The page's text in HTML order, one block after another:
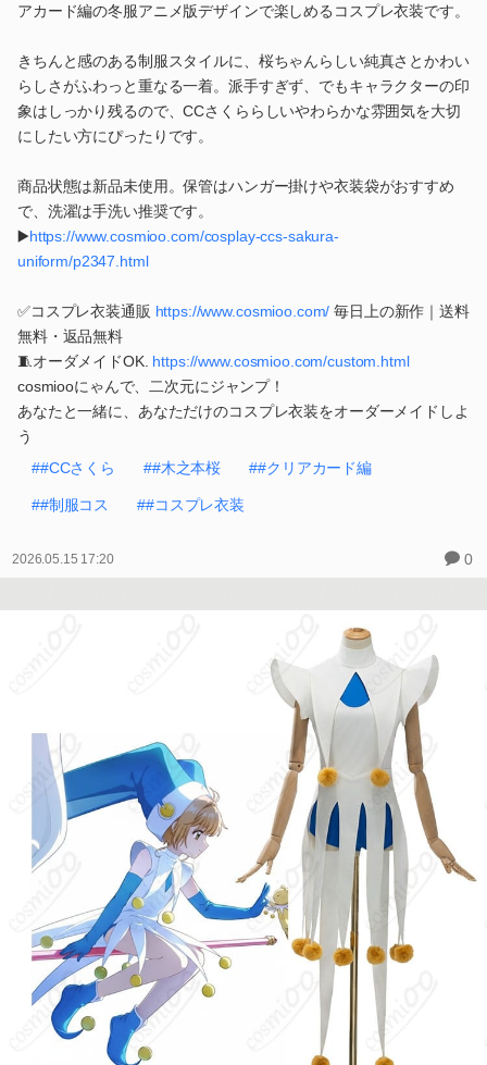
アカード編の冬服アニメ版デザインで楽しめるコスプレ衣装です。
きちんと感のある制服スタイルに、桜ちゃんらしい純真さとかわい
らしさがふわっと重なる一着。派手すぎず、でもキャラクターの印
象はしっかり残るので、CCさくららしいやわらかな雰囲気を大切
にしたい方にぴったりです。
商品状態は新品未使用。保管はハンガー掛けや衣装袋がおすすめ
で、洗濯は手洗い推奨です。
▶️https://www.cosmioo.com/cosplay-ccs-sakura-
uniform/p2347.html
✅コスプレ衣装通販 https://www.cosmioo.com/毎日上の新作｜送料
無料・返品無料
🧵オーダメイドOK. https://www.cosmioo.com/custom.html
cosmiooにゃんで、二次元にジャンプ！
あなたと一緒に、あなただけのコスプレ衣装をオーダーメイドしよ
う
##CCさくら
##木之本桜 ##クリアカード編
##制服コス ##コスプレ衣装
2026.05.15 17:20 0